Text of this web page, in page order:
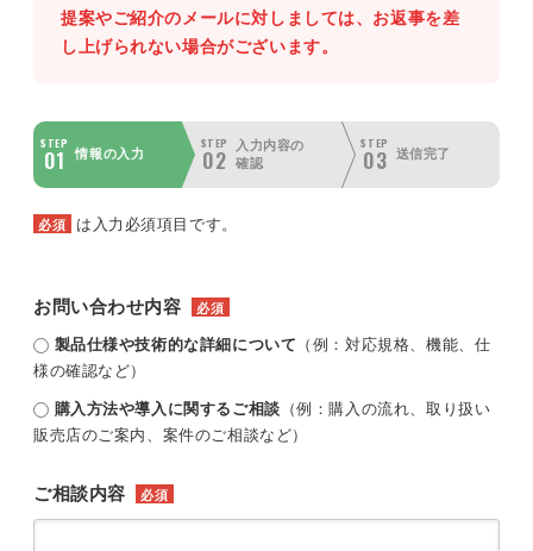
提案やご紹介のメールに対しましては、お返事を差
し上げられない場合がございます。
STEP
01 情報の入力
STEP
02
入力内容の
確認
STEP
03 送信完了
必須 は入力必須項目です。
お問い合わせ内容 必須
製品仕様や技術的な詳細について （例：対応規格、機能、仕
様の確認など）
購入方法や導入に関するご相談 （例：購入の流れ、取り扱い
販売店のご案内、案件のご相談など）
ご相談内容 必須